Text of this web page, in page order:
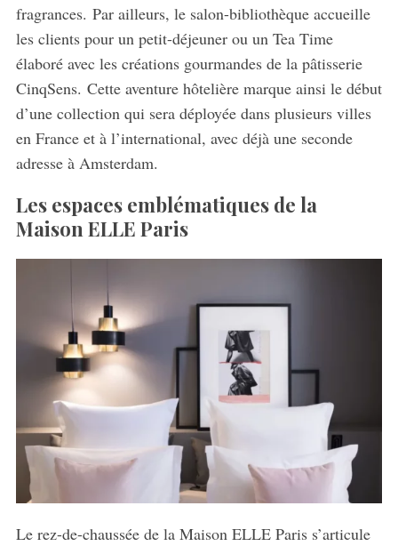
fragrances. Par ailleurs, le salon-bibliothèque accueille
les clients pour un petit-déjeuner ou un Tea Time
élaboré avec les créations gourmandes de la pâtisserie
CinqSens. Cette aventure hôtelière marque ainsi le début
d’une collection qui sera déployée dans plusieurs villes
en France et à l’international, avec déjà une seconde
adresse à Amsterdam.
Les espaces emblématiques de la
Maison ELLE Paris
Le rez-de-chaussée de la Maison ELLE Paris s’articule